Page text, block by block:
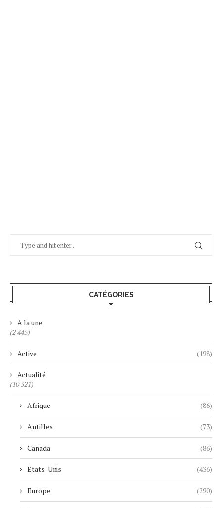
CATÉGORIES
A la une
(2 445)
Active (198)
Actualité
(10 321)
Afrique (86)
Antilles (73)
Canada (86)
Etats-Unis (436)
Europe (290)